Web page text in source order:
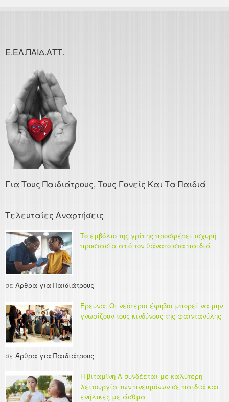
Ε.ΕΛ.ΠΑΙΔ.ΑΤΤ.
Για Τους Παιδιάτρους, Τους Γονείς Και Τα Παιδιά
Τελευταίες Αναρτήσεις
Το εμβόλιο της γρίπης προσφέρει ισχυρή
προστασία από τον θάνατο στα παιδιά
σε Άρθρα για Παιδιάτρους
Έρευνα: Οι νεότεροι έφηβοι μπορεί να μην
γνωρίζουν τους κινδύνους της φαιντανύλης
σε Άρθρα για Παιδιάτρους
Η βιταμίνη Α συνδέεται με καλύτερη
λειτουργία των πνευμόνων σε παιδιά και
ενήλικες με άσθμα